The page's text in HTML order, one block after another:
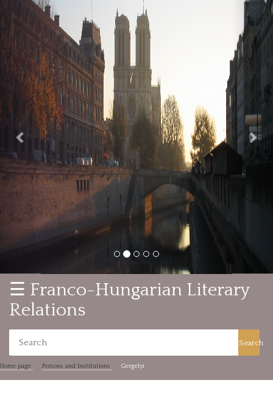
Previous
☰ Franco-Hungarian Literary
Relations
Search
Home page Persons and Institutions Gergelyi